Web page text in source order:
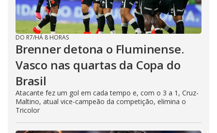
DO R7/HÁ 8 HORAS
Brenner detona o Fluminense.
Vasco nas quartas da Copa do
Brasil
Atacante fez um gol em cada tempo e, com o 3 a 1, Cruz-
Maltino, atual vice-campeão da competição, elimina o
Tricolor